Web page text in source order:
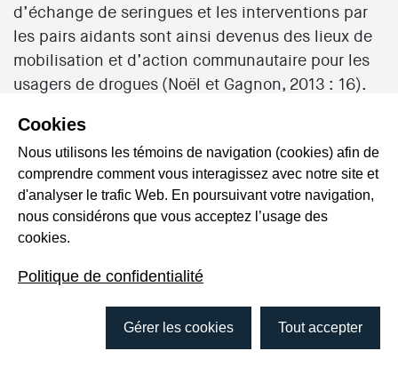
d’échange de seringues et les interventions par
les pairs aidants sont ainsi devenus des lieux de
mobilisation et d’action communautaire pour les
usagers de drogues (Noël et Gagnon, 2013 : 16).
donc comme solution de remplacement à la
consommation et contribuerait « à transformer
leur statut, leur rôle social et à améliorer, de ce
fait, leurs conditions de vie et leurs rapports avec
leur milieu » (Bellot et Rivard, 2013 : 339).
Barrières
Cookies
Nous utilisons les témoins de navigation (cookies) afin de
comprendre comment vous interagissez avec notre site et
d'analyser le trafic Web. En poursuivant votre navigation,
nous considérons que vous acceptez l’usage des
cookies.
Politique de confidentialité
Gérer les cookies Tout accepter